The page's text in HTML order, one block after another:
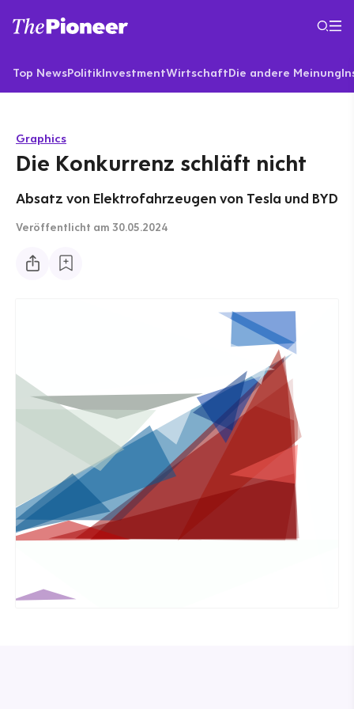
Top NewsPolitikInvestmentWirtschaftDie andere Meinung
Graphics
Die Konkurrenz schläft nicht
Absatz von Elektrofahrzeugen von Tesla und BYD
Veröffentlicht am 30.05.2024